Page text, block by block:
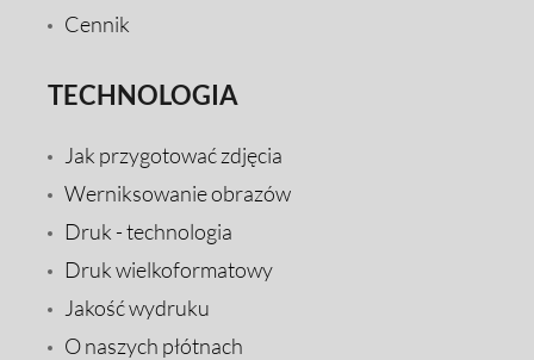
Cennik
TECHNOLOGIA
Jak przygotować zdjęcia
Werniksowanie obrazów
Druk - technologia
Druk wielkoformatowy
Jakość wydruku
O naszych płótnach